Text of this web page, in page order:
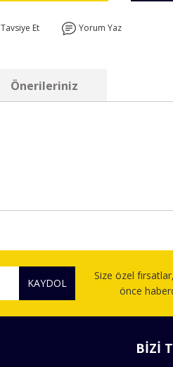
Tavsiye Et Yorum Yaz
Önerileriniz
KAYDOL
Size özel
önce
BİZİ